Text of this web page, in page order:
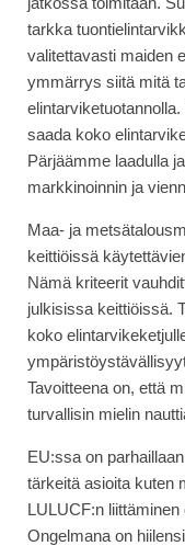
tarkka
valitettavasti maiden
ymmärrys siitä mitä
saada koko
Pärjäämme laadulla
markkinoinnin ja
Maa- ja
keittiöissä
Nämä kriteerit
julkisissa keittiöissä.
koko
Tavoitteena on, että
turvallisin mielin
EU:ssa on
tärkeitä asioita kuten
LULUCF:n
Ongelmana on